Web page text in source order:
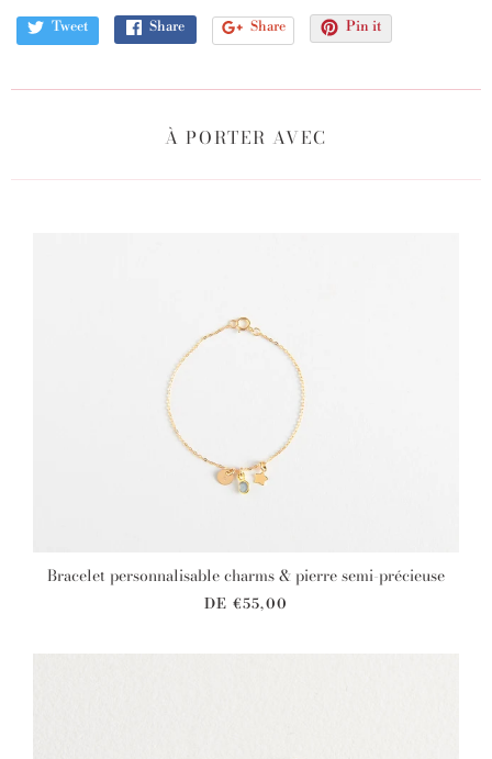
Tweet Share Share Pin it
À PORTER AVEC
Bracelet personnalisable charms & pierre semi-précieuse
DE €55,00